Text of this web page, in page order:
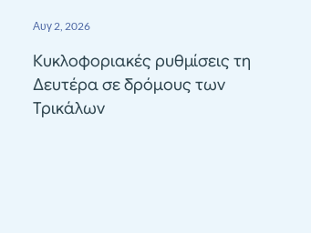
Αυγ 2, 2026
Κυκλοφοριακές ρυθμίσεις τη
Δευτέρα σε δρόμους των
Τρικάλων